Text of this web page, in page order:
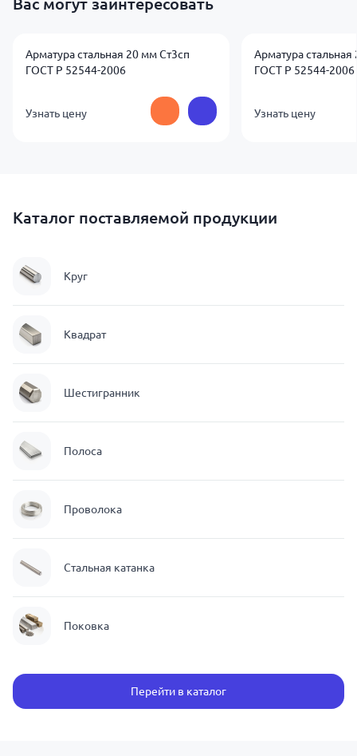
Арматура стальная 20 мм Ст3сп
ГОСТ Р 52544-2006
Узнать цену
Арматура
ГОСТ Р 52544-2006
Узнать цену
Каталог поставляемой продукции
Круг
Квадрат
Шестигранник
Полоса
Проволока
Стальная катанка
Поковка
Перейти в каталог